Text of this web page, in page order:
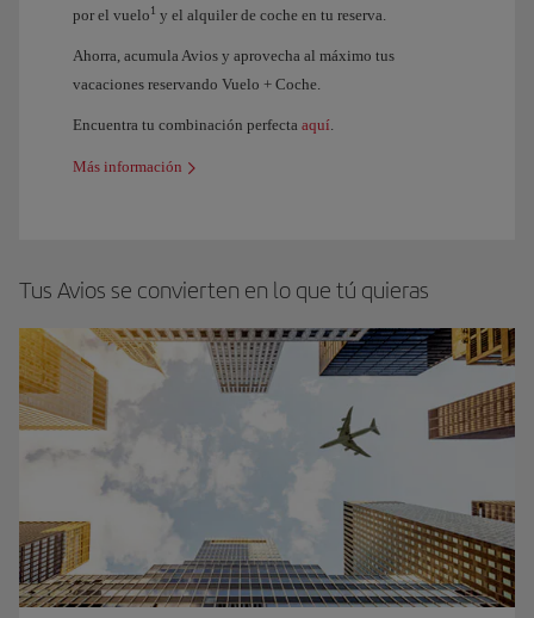
por el vuelo1 y el alquiler de coche en tu reserva.
Ahorra, acumula Avios y aprovecha al máximo tus
vacaciones reservando Vuelo + Coche.
Encuentra tu combinación perfecta aquí.
Más información
Tus Avios se convierten en lo que tú quieras